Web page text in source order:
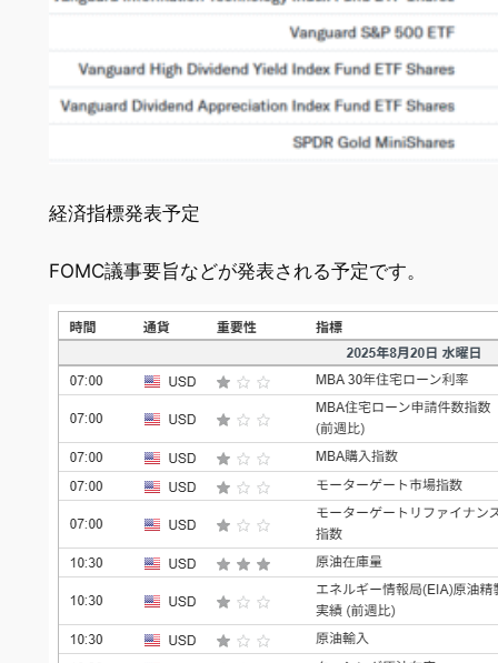
経済指標発表予定
FOMC議事要旨などが発表される予定です。